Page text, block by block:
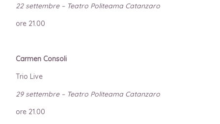
22 settembre – Teatro Politeama Catanzaro
ore 21.00
Carmen Consoli
Trio Live
29 settembre – Teatro Politeama Catanzaro
ore 21.00